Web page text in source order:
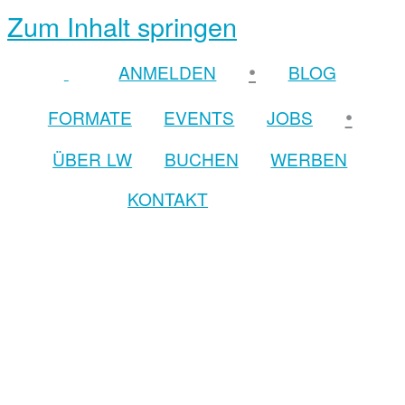
Zum Inhalt springen
ANMELDEN •
BLOG
FORMATE
EVENTS JOBS •
ÜBER LW BUCHEN
WERBEN
KONTAKT